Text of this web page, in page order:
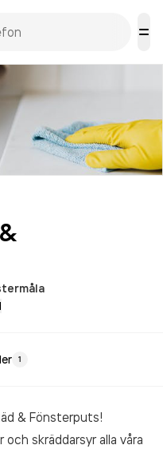
1
& Fönsterputs!
skräddarsyr alla våra